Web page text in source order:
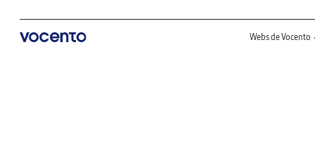
Webs de Vocento